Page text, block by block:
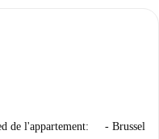
de l'appartement: - Brussel